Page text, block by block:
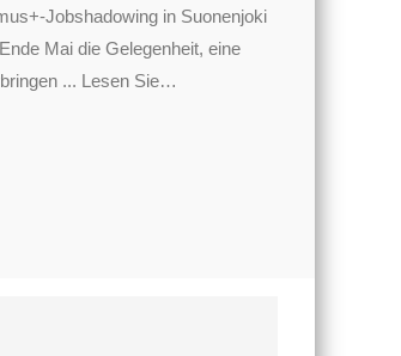
Jobshadowing in Suonenjoki
Mai die Gelegenheit, eine
... Lesen Sie…